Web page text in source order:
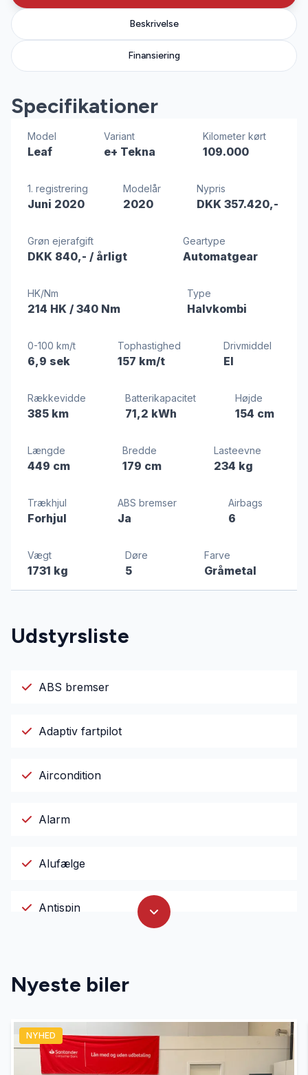
Beskrivelse
Finansiering
Specifikationer
Model
Leaf
Variant
e+ Tekna
Kilometer kørt
109.000
1. registrering
Juni 2020
Modelår
2020
Nypris
DKK 357.420,-
Grøn ejerafgift
DKK 840,- / årligt
Geartype
Automatgear
HK/Nm
214 HK / 340 Nm
Type
Halvkombi
0-100 km/t
6,9 sek
Tophastighed
157 km/t
Drivmiddel
El
Rækkevidde
385 km
Batterikapacitet
71,2 kWh
Højde
154 cm
Længde
449 cm
Bredde
179 cm
Lasteevne
234 kg
Trækhjul
Forhjul
ABS bremser
Ja
Airbags
6
Vægt
1731 kg
Døre
5
Farve
Gråmetal
Udstyrsliste
ABS bremser
Adaptiv fartpilot
Aircondition
Alarm
Alufælge
Antispin
Automatgear
Automatisk fjernlys
Nyeste biler
NYHED